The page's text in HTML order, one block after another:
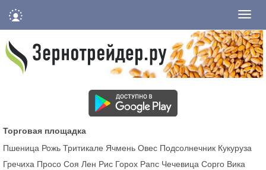
Торговая площадка
Пшеница Рожь Тритикале Ячмень Овес Подсолнечник Кукуруза
Гречиха Просо Соя Лен Рис Горох Рапс Чечевица Сорго Вика